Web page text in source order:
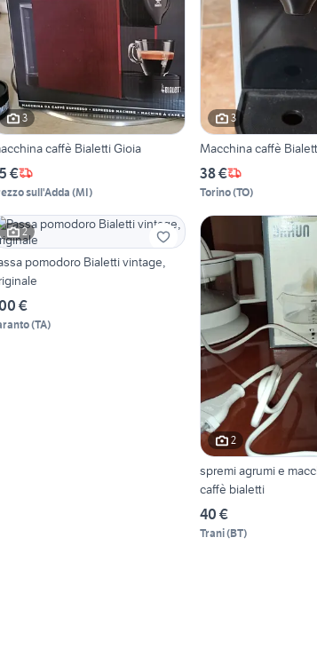
3
caffè Bialetti Gioia
€
sull'Adda (MI)
3
Macchina caffè
38 €
Torino(TO)
2
pomodoro Bialetti vintage,
€
(TA)
2
spremi agrumi e
caffè bialetti
40 €
Trani(BT)